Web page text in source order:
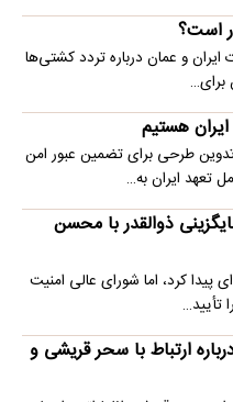
است؟
ایران و عمان درباره تردد کشتی‌ها
برای…
هستیم
طرحی برای تضمین عبور امن
تعهد ایران به…
ذوالقدر با محسن
پیدا کرد، اما شورای عالی امنیت
تأیید…
ارتباط با سحر قریشی و